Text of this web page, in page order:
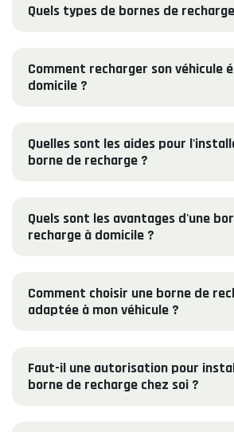
Quels types de bornes de
Comment recharger son véhicule
domicile ?
Quelles sont les aides pour
borne de recharge ?
Quels sont les avantages d'une
recharge à domicile ?
Comment choisir une borne de
adaptée à mon véhicule ?
Faut-il une autorisation pour
borne de recharge chez soi ?